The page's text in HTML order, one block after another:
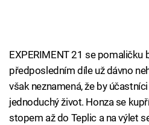
EXPERIMENT 21 se pomaličku
předposledním díle už dávno
však neznamená, že by
jednoduchý život. Honza se
stopem až do Teplic a na výlet